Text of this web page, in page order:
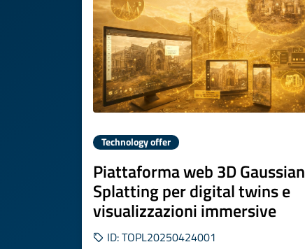
Technology offer
Piattaforma web 3D Gaussian
Splatting per digital twins e
visualizzazioni immersive
ID: TOPL20250424001